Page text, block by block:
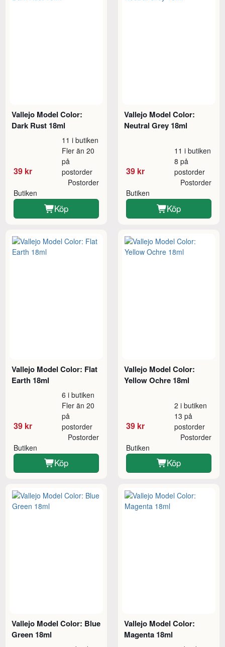
Vallejo Model Color:
Dark Rust 18ml
39 kr
11 i butiken
Fler än 20
på
postorder
Butiken
Postorder
Köp
Vallejo Model Color:
Neutral Grey 18ml
39 kr
11 i butiken
8 på
postorder
Butiken
Postorder
Köp
Vallejo Model Color: Flat
Earth 18ml
39 kr
6 i butiken
Fler än 20
på
postorder
Butiken
Postorder
Köp
Vallejo Model Color:
Yellow Ochre 18ml
39 kr
2 i butiken
13 på
postorder
Butiken
Postorder
Köp
Vallejo Model Color: Blue
Green 18ml
Vallejo Model Color:
Magenta 18ml